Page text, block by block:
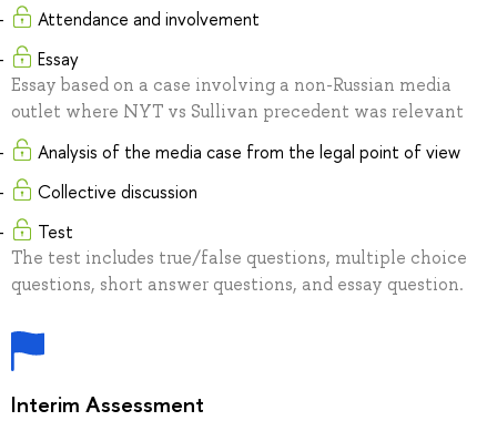
Attendance and involvement
Essay
Essay based on a case involving a non-Russian media
outlet where NYT vs Sullivan precedent was relevant
Analysis of the media case from the legal point of view
Collective discussion
Test
The test includes true/false questions, multiple choice
questions, short answer questions, and essay question.
Interim Assessment